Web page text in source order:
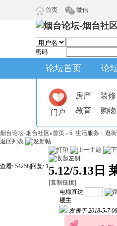
首页 微信
密码
论坛首页 论
门户
房产 装修
教育
购物
烟台论坛-烟台社区»首页 › 6. 生活服务︱逛
返回列表
查看: 54258 回复: 15.12/5.13日
[复制链接]
电梯直达
楼主
发表于 2018-5-7